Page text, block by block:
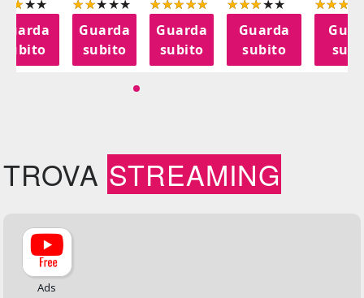
subito
Guarda
subito
Guarda
subito
Guarda
subito
TROVA STREAMING